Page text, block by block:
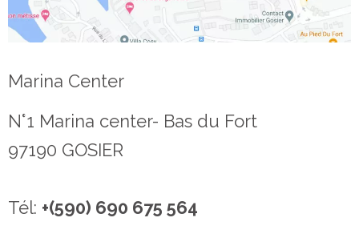
Marina Center
N°1 Marina center- Bas du Fort
97190 GOSIER
Tél: +(590) 690 675 564